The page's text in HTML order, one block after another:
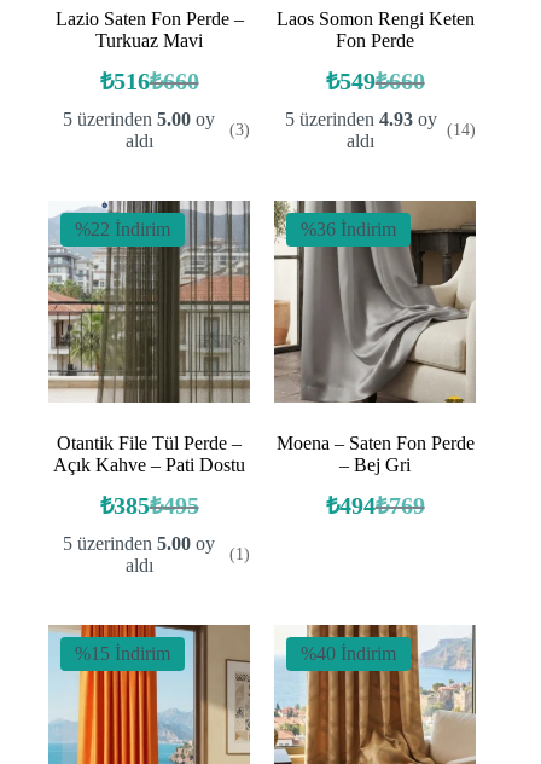
Lazio Saten Fon Perde –
Turkuaz Mavi
₺660
Orijinal
fiyat:
₺660.
₺516Şu
andaki
fiyat:
5 üzerinden5.00 oy
aldı
(3)
Laos Somon Rengi Keten
Fon Perde
₺660
Orijinal
fiyat:
₺549Şu
andaki
fiyat:
5 üzerinden 4.93oy
aldı
(14)
%22 İndirim
Otantik File Tül Perde –
Açık Kahve – Pati Dostu
₺495
Orijinal
fiyat:
₺495.
₺385Şu
andaki
fiyat:
5 üzerinden5.00 oy
aldı
(1)
%36 İndirim
Moena – Saten Fon Perde
– Bej Gri
₺769
Orijinal
₺494Şu
%15 İndirim %40 İndirim